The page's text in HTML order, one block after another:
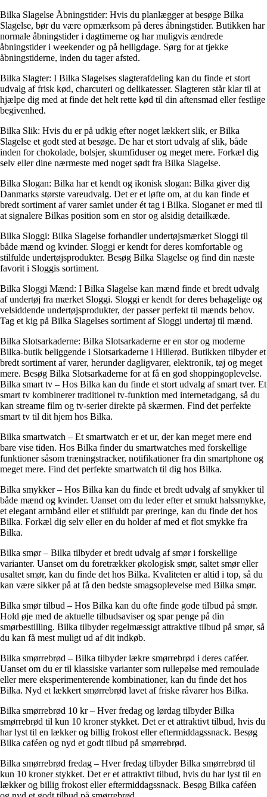
Bilka Slagelse Åbningstider: Hvis du planlægger at besøge Bilka
Slagelse, bør du være opmærksom på deres åbningstider. Butikken har
normale åbningstider i dagtimerne og har muligvis ændrede
åbningstider i weekender og på helligdage. Sørg for at tjekke
åbningstiderne, inden du tager afsted.
Bilka Slagter: I Bilka Slagelses slagterafdeling kan du finde et stort
udvalg af frisk kød, charcuteri og delikatesser. Slagteren står klar til at
hjælpe dig med at finde det helt rette kød til din aftensmad eller festlige
begivenhed.
Bilka Slik: Hvis du er på udkig efter noget lækkert slik, er Bilka
Slagelse et godt sted at besøge. De har et stort udvalg af slik, både
inden for chokolade, bolsjer, skumfiduser og meget mere. Forkæl dig
selv eller dine nærmeste med noget sødt fra Bilka Slagelse.
Bilka Slogan: Bilka har et kendt og ikonisk slogan: Bilka giver dig
Danmarks største vareudvalg. Det er et løfte om, at du kan finde et
bredt sortiment af varer samlet under ét tag i Bilka. Sloganet er med til
at signalere Bilkas position som en stor og alsidig detailkæde.
Bilka Sloggi: Bilka Slagelse forhandler undertøjsmærket Sloggi til
både mænd og kvinder. Sloggi er kendt for deres komfortable og
stilfulde undertøjsprodukter. Besøg Bilka Slagelse og find din næste
favorit i Sloggis sortiment.
Bilka Sloggi Mænd: I Bilka Slagelse kan mænd finde et bredt udvalg
af undertøj fra mærket Sloggi. Sloggi er kendt for deres behagelige og
velsiddende undertøjsprodukter, der passer perfekt til mænds behov.
Tag et kig på Bilka Slagelses sortiment af Sloggi undertøj til mænd.
Bilka Slotsarkaderne: Bilka Slotsarkaderne er en stor og moderne
Bilka-butik beliggende i Slotsarkaderne i Hillerød. Butikken tilbyder et
bredt sortiment af varer, herunder dagligvarer, elektronik, tøj og meget
mere. Besøg Bilka Slotsarkaderne for at få en god shoppingoplevelse.
Bilka smart tv – Hos Bilka kan du finde et stort udvalg af smart tver. Et
smart tv kombinerer traditionel tv-funktion med internetadgang, så du
kan streame film og tv-serier direkte på skærmen. Find det perfekte
smart tv til dit hjem hos Bilka.
Bilka smartwatch – Et smartwatch er et ur, der kan meget mere end
bare vise tiden. Hos Bilka finder du smartwatches med forskellige
funktioner såsom træningstracker, notifikationer fra din smartphone og
meget mere. Find det perfekte smartwatch til dig hos Bilka.
Bilka smykker – Hos Bilka kan du finde et bredt udvalg af smykker til
både mænd og kvinder. Uanset om du leder efter et smukt halssmykke,
et elegant armbånd eller et stilfuldt par øreringe, kan du finde det hos
Bilka. Forkæl dig selv eller en du holder af med et flot smykke fra
Bilka.
Bilka smør – Bilka tilbyder et bredt udvalg af smør i forskellige
varianter. Uanset om du foretrækker økologisk smør, saltet smør eller
usaltet smør, kan du finde det hos Bilka. Kvaliteten er altid i top, så du
kan være sikker på at få den bedste smagsoplevelse med Bilka smør.
Bilka smør tilbud – Hos Bilka kan du ofte finde gode tilbud på smør.
Hold øje med de aktuelle tilbudsaviser og spar penge på din
smørbestilling. Bilka tilbyder regelmæssigt attraktive tilbud på smør, så
du kan få mest muligt ud af dit indkøb.
Bilka smørrebrød – Bilka tilbyder lækre smørrebrød i deres caféer.
Uanset om du er til klassiske varianter som rullepølse med remoulade
eller mere eksperimenterende kombinationer, kan du finde det hos
Bilka. Nyd et lækkert smørrebrød lavet af friske råvarer hos Bilka.
Bilka smørrebrød 10 kr – Hver fredag og lørdag tilbyder Bilka
smørrebrød til kun 10 kroner stykket. Det er et attraktivt tilbud, hvis du
har lyst til en lækker og billig frokost eller eftermiddagssnack. Besøg
Bilka caféen og nyd et godt tilbud på smørrebrød.
Bilka smørrebrød fredag – Hver fredag tilbyder Bilka smørrebrød til
kun 10 kroner stykket. Det er et attraktivt tilbud, hvis du har lyst til en
lækker og billig frokost eller eftermiddagssnack. Besøg Bilka caféen